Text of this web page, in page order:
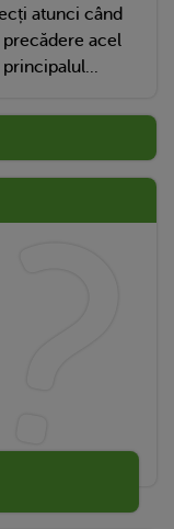
atunci când
acel